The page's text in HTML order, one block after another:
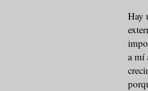
Hay
a mí